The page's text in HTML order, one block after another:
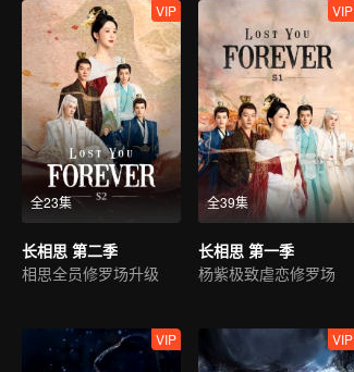
全23集
VIP
长相思 第二季
相思全员修罗场升级
全39集
VIP
长相思 第一季
杨紫极致虐恋修罗场
VIP VIP